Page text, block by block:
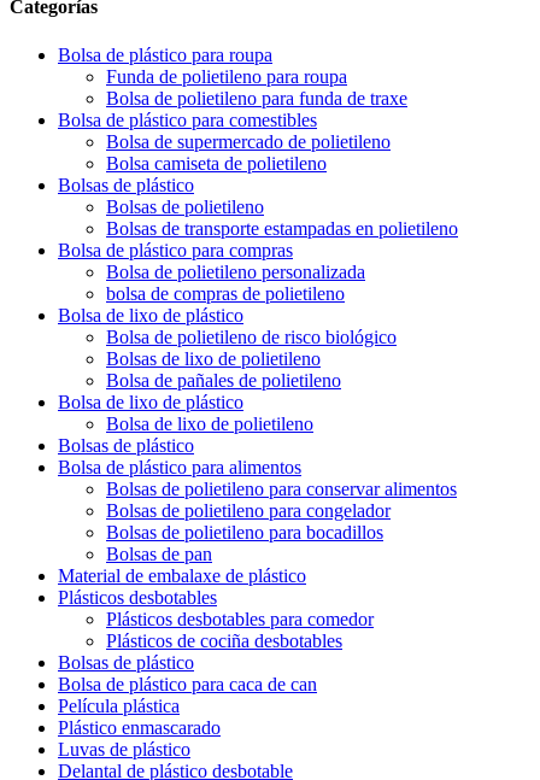
Categorías
Bolsa de plástico para roupa
Funda de polietileno para roupa
Bolsa de polietileno para funda de traxe
Bolsa de plástico para comestibles
Bolsa de supermercado de polietileno
Bolsa camiseta de polietileno
Bolsas de plástico
Bolsas de polietileno
Bolsas de transporte estampadas en polietileno
Bolsa de plástico para compras
Bolsa de polietileno personalizada
bolsa de compras de polietileno
Bolsa de lixo de plástico
Bolsa de polietileno de risco biológico
Bolsas de lixo de polietileno
Bolsa de pañales de polietileno
Bolsa de lixo de plástico
Bolsa de lixo de polietileno
Bolsas de plástico
Bolsa de plástico para alimentos
Bolsas de polietileno para conservar alimentos
Bolsas de polietileno para congelador
Bolsas de polietileno para bocadillos
Bolsas de pan
Material de embalaxe de plástico
Plásticos desbotables
Plásticos desbotables para comedor
Plásticos de cociña desbotables
Bolsas de plástico
Bolsa de plástico para caca de can
Película plástica
Plástico enmascarado
Luvas de plástico
Delantal de plástico desbotable